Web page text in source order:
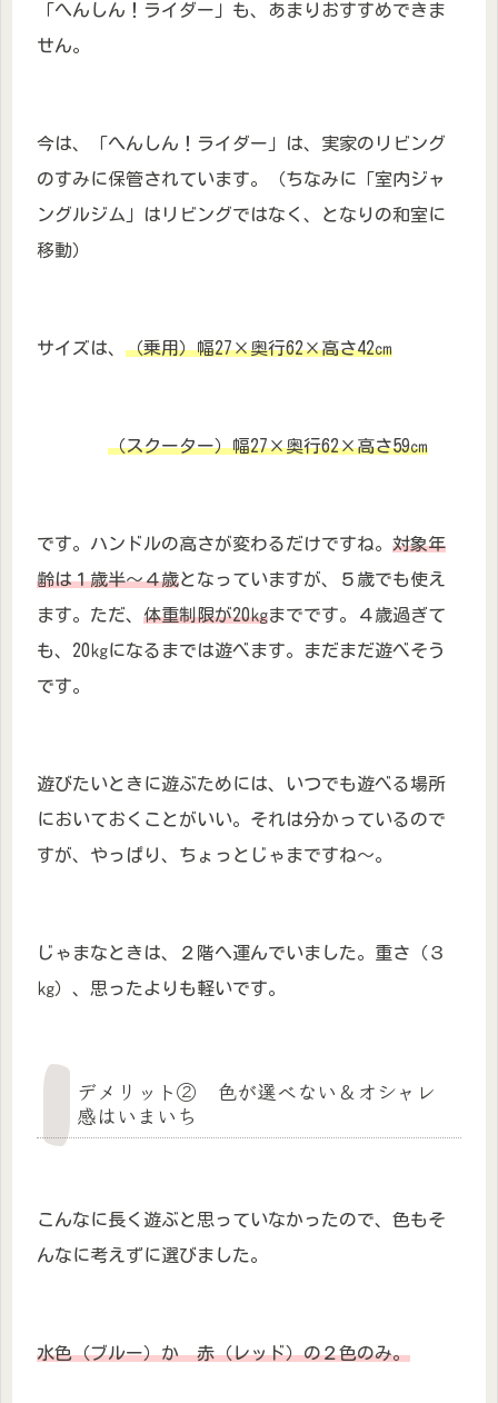
「へんしん！ライダー」も、あまりおすすめできま
せん。
今は、「へんしん！ライダー」は、実家のリビング
のすみに保管されています。（ちなみに「室内ジャ
ングルジム」はリビングではなく、となりの和室に
移動）
サイズは、 （乗用）幅27×奥行62×高さ42㎝
（スクーター）幅27×奥行62×高さ59㎝
です。ハンドルの高さが変わるだけですね。 対象年
齢は１歳半～４歳となっていますが、５歳でも使え
ます。ただ、 体重制限が20㎏までです。４歳過ぎて
も、20㎏になるまでは遊べます。まだまだ遊べそう
です。
遊びたいときに遊ぶためには、いつでも遊べる場所
においておくことがいい。それは分かっているので
すが、やっぱり、ちょっとじゃまですね～。
じゃまなときは、２階へ運んでいました。重さ（３
㎏）、思ったよりも軽いです。
デメリット② 色が選べない＆オシャレ
感はいまいち
こんなに長く遊ぶと思っていなかったので、色もそ
んなに考えずに選びました。
水色（ブルー）か 赤（レッド）の２色のみ。